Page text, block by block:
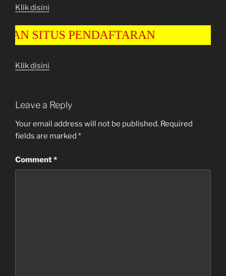
Klik disini
SITUS PENDAFTARAN
Klik disini
Leave a Reply
Your email address will not be published. Required
fields are marked *
Comment*